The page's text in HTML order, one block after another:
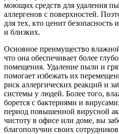
моющих средств для удаления
аллергенов с поверхностей.
для тех, кто ценит безопасность
и близких.
Основное преимущество
что она обеспечивает более
помещения. Удаление пыли и
помогает избежать их
риск аллергических реакций и
системы у людей. Более того,
борется с бактериями и
период повышенной вирусной
чистоту в офисе или доме, вы
благополучии своих